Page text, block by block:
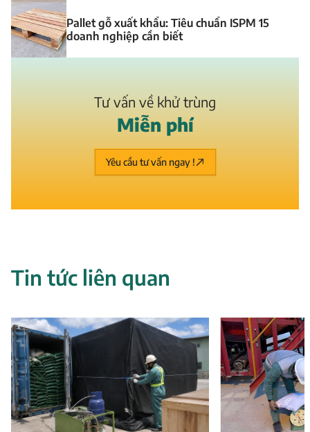
Pallet gỗ xuất khẩu: Tiêu chuẩn ISPM 15
doanh nghiệp cần biết
Tư vấn về khử trùng
Miễn phí
Yêu cầu tư vấn ngay !
Tin tức liên quan